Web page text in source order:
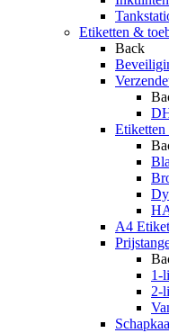
Etiketten &
Back
Etiketten
A4
1-
2-